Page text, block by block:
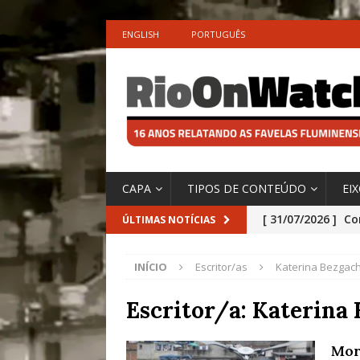
ENGLISH PORTUGUÊS
CAPA TIPOS DE CONTEÚDO
ÚLTIMAS NOTÍCIAS [ 31/07/2026 ]
[ 29/07/2026 ]
São o Cadinho e
Precisamos’,
Especial do
INÍCIO Escritor/as Katerina
Escritor/a: Katerina